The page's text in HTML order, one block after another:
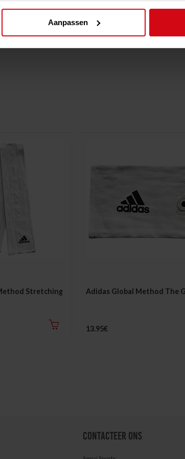
Aanpassen
judoreis met vertrouwen en
Bereid je voor om de tatami
judocarrière met dit
Topfighter Hajime Light in
Stretching
Adidas Global Method The
13.95€
CONTACTEER ONS